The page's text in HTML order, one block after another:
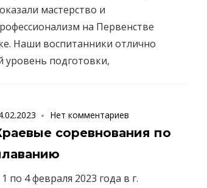
мастерство и
на Первенстве
Наши воспитанники отлично
уровень подготовки,
Нет комментариев
соревнования по
по 4 февраля 2023 года в г.